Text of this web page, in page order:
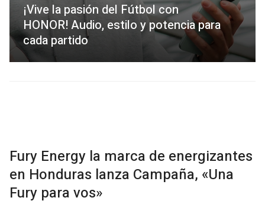
¡Vive la pasión del Fútbol con
HONOR! Audio, estilo y potencia para
cada partido
Fury Energy la marca de energizantes
en Honduras lanza Campaña, «Una
Fury para vos»